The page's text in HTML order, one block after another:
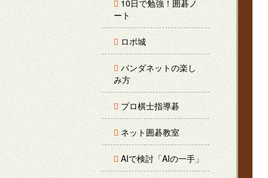
10日で勉強！囲碁ノ
ート
ロボ城
パンダネットの楽し
み方
プロ棋士指導碁
ネット囲碁教室
AIで検討「AIの一手」